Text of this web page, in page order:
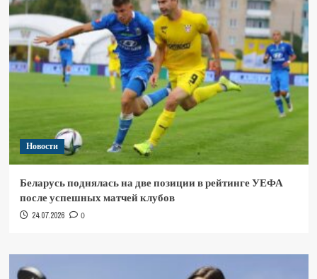
Новости
Беларусь поднялась на две позиции в рейтинге УЕФА
после успешных матчей клубов
24.07.2026 0